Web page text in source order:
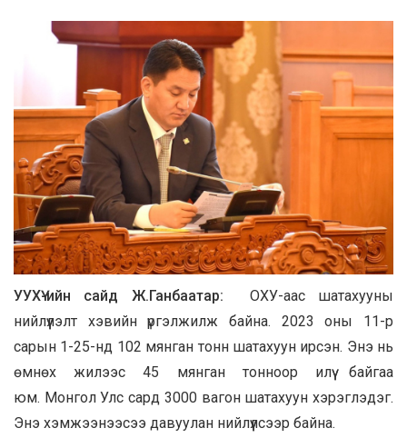
УУХҮ-ийн сайд Ж.Ганбаатар: ОХУ-аас шатахууны
нийлүүлэлт хэвийн үргэлжилж байна. 2023 оны 11-р
сарын 1-25-нд 102 мянган тонн шатахуун ирсэн. Энэ нь
өмнөх жилээс 45 мянган тонноор илүү байгаа
юм. Монгол Улс сард 3000 вагон шатахуун хэрэглэдэг.
Энэ хэмжээнээсээ давуулан нийлүүлсээр байна.